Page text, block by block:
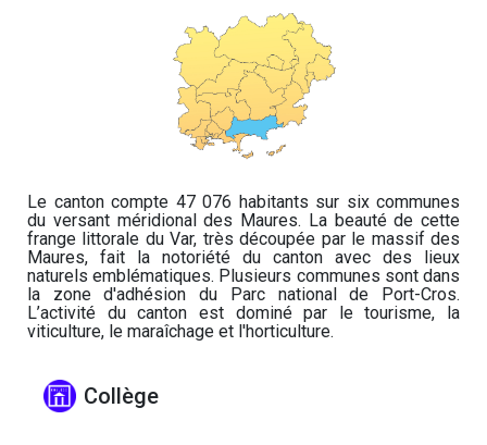
Le canton compte 47 076 habitants sur six communes
du versant méridional des Maures. La beauté de cette
frange littorale du Var, très découpée par le massif des
Maures, fait la notoriété du canton avec des lieux
naturels emblématiques. Plusieurs communes sont dans
la zone d'adhésion du Parc national de Port-Cros.
L’activité du canton est dominé par le tourisme, la
viticulture, le maraîchage et l'horticulture.
Collège